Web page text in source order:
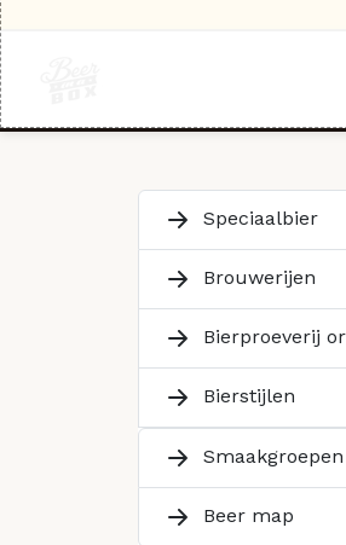
Speciaalbier
Brouwerijen
Bierproeverij
Bierstijlen
Smaakgroepen
Beer map